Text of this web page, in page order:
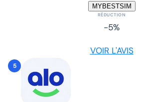
MYBESTSIM
RÉDUCTION
-5%
VOIR L'AVIS
5